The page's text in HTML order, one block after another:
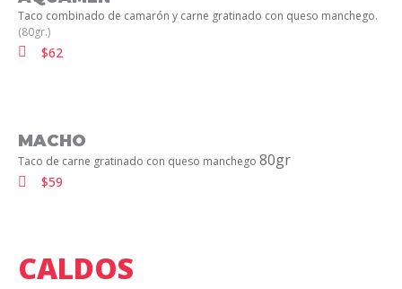
Taco combinado de camarón y carne gratinado con queso manchego.
(80gr.)
$62
MACHO
Taco de carne gratinado con queso manchego 80gr
$59
CALDOS